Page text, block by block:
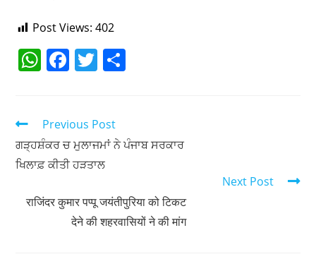
Post Views: 402
W
h
s
A
p
p
F
a
e
b
o
o
k
T
w
er
Previous Post
ਗੜ੍ਹਸ਼ੰਕਰ ਚ ਮੁਲਾਜਮਾਂ ਨੇ ਪੰਜਾਬ ਸਰਕਾਰ
ਖਿਲਾਫ਼ ਕੀਤੀ ਹੜਤਾਲ
Next Post
राजिंदर कुमार पप्पू जयंतीपुरिया को टिकट
देने की शहरवासियों ने की मांग